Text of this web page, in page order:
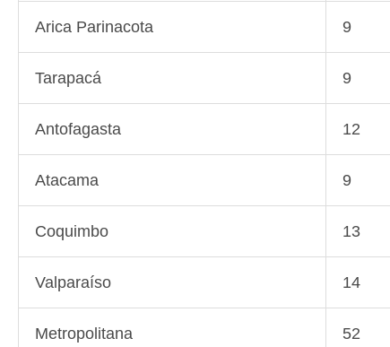
Arica Parinacota 9
Tarapacá 9
Antofagasta 12
Atacama 9
Coquimbo 13
Valparaíso 14
Metropolitana 52